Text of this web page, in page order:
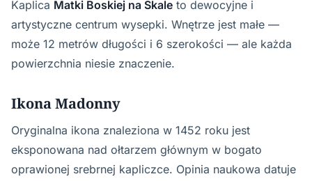
Kaplica Matki Boskiej na Skale to dewocyjne i
artystyczne centrum wysepki. Wnętrze jest małe —
może 12 metrów długości i 6 szerokości — ale każda
powierzchnia niesie znaczenie.
Ikona Madonny
Oryginalna ikona znaleziona w 1452 roku jest
eksponowana nad ołtarzem głównym w bogato
oprawionej srebrnej kapliczce. Opinia naukowa datuje